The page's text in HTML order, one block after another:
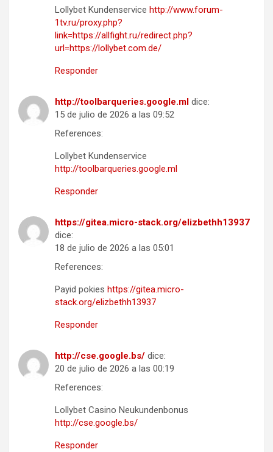
Lollybet Kundenservice http://www.forum-
1tv.ru/proxy.php?
link=https://allfight.ru/redirect.php?
url=https://lollybet.com.de/
Responder
http://toolbarqueries.google.ml dice:
15 de julio de 2026 a las 09:52
References:
Lollybet Kundenservice
http://toolbarqueries.google.ml
Responder
https://gitea.micro-stack.org/elizbethh13937
dice:
18 de julio de 2026 a las 05:01
References:
Payid pokies https://gitea.micro-
stack.org/elizbethh13937
Responder
http://cse.google.bs/ dice:
20 de julio de 2026 a las 00:19
References:
Lollybet Casino Neukundenbonus
http://cse.google.bs/
Responder